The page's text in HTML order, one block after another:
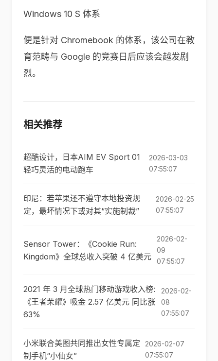
Windows 10 S 体系
便是针对 Chromebook 的体系，该公司在教
育范畴与 Google 的竞赛日后应该会越发剧
烈。
相关推荐
超酷设计，日本AIM EV Sport 01
轻巧灵活的电动跑车
2026-03-03
07:55:07
印尼：若苹果还不遵守本地投资规
定，最坏情况下或对其“实施制裁”
2026-02-25
07:55:07
Sensor Tower：《Cookie Run:
Kingdom》全球总收入突破 4 亿美元
2026-02-
09
07:55:07
2021 年 3 月全球热门移动游戏收入榜:
《王者荣耀》吸金 2.57 亿美元 同比涨
63%
2026-02-
08
07:55:07
小米联合美图共同推出女性专属定
制手机“小仙女”
2026-02-07
07:55:07